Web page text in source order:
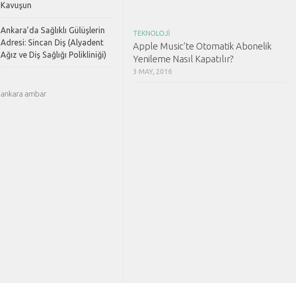
TEKNOLOJI
Apple Music’te Otomatik Abonelik
Yenileme Nasıl Kapatılır?
3 MAY, 2016
Kavuşun
Ankara’da Sağlıklı Gülüşlerin
Adresi: Sincan Diş (Alyadent
Ağız ve Diş Sağlığı Polikliniği)
ankara ambar